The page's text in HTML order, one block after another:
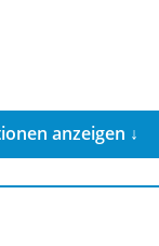
anzeigen ↓